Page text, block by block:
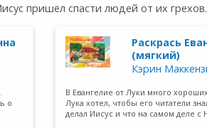
пришёл спасти людей от их грехов.
о
Раскрась
(мягкий)
Кэрин
В Евангелие от Луки много
Лука хотел, чтобы его читатели
делал Иисус и что на самом деле с